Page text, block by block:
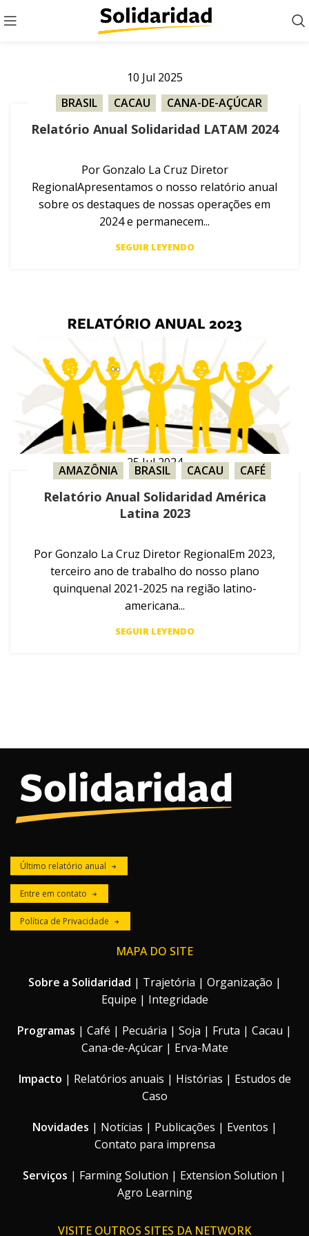
10 Jul 2025
BRASIL
CACAU CANA-DE-AÇÚCAR
ÓLEO DE PALMA , OURO , PECUÁRIA ,
SOLUÇÕES DIGITAIS , UNCATEGORIZED
Relatório Anual Solidaridad LATAM 2024
Por Gonzalo La Cruz Diretor
RegionalApresentamos o nosso relatório anual
sobre os destaques de nossas operações em
2024 e permanecem...
SEGUIR LEYENDO
25Jul2024
AMAZÔNIA BRASIL CACAU CAFÉ
RELATÓRIO ANUAL , SOJA
Relatório Anual Solidaridad América
Latina 2023
Por Gonzalo La Cruz Diretor RegionalEm 2023,
terceiro ano de trabalho do nosso plano
quinquenal 2021-2025 na região latino-
americana...
SEGUIR LEYENDO
Último relatório anual
Entre em contato
Política de Privacidade
MAPA DO SITE
Sobre a Solidaridad | Trajetória | Organização |
Equipe | Integridade
Programas | Café | Pecuária | Soja | Fruta | Cacau |
Cana-de-Açúcar| Erva-Mate
Impacto | Relatórios anuais | Histórias | Estudos de
Caso
Novidades | Notícias | Publicações | Eventos |
Contato para imprensa
Serviços | Farming Solution | Extension Solution |
Agro Learning
VISITE OUTROS SITES DA NETWORK